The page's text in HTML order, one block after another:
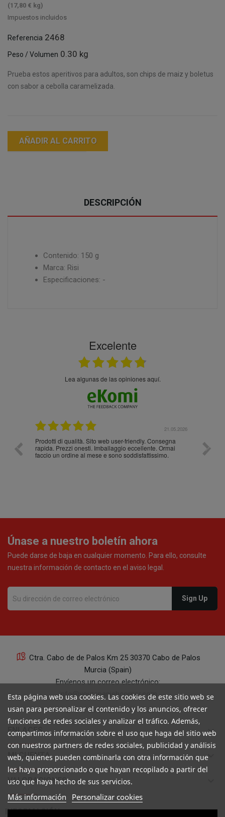
(17,80 € kg)
Impuestos incluidos
Referencia 2468
Peso / Volumen 0.30 kg
Prueba estos aperitivos para adultos, son chips de maiz y boletus
con sabor a cebolla caramelizada.
AÑADIR AL CARRITO
DESCRIPCIÓN
Contenido: 150 g
Marca: Risi
Especificaciones: -
Excelente
Lea algunas de las opiniones aquí.
21.05.2026
Prodotti di qualità. Sito web user-friendly. Consegna
rapida. Prezzi onesti. Imballaggio eccellente. Ormai
faccio un ordine al mese e sono soddisfattissimo.
10/10
Únase a nuestro boletín ahora
Puede darse de baja en cualquier momento. Para ello, consulte
nuestra información de contacto en el aviso legal.
Ctra. Cabo de de Palos Km 25 30370 Cabo de Palos
Murcia (Spain)
Envíenos un correo electrónico:
info@yourspanishcorner.com
+34 647 29 98 21 de 9 a 14:30
ENLACES keyboard_arrow_down
MI CUENTA keyboard_arrow_down
VALORACIONES
INFORMACIÓN 
Esta página web usa cookies. Las cookies de este sitio web se
usan para personalizar el contenido y los anuncios, ofrecer
funciones de redes sociales y analizar el tráfico. Además,
compartimos información sobre el uso que haga del sitio web
con nuestros partners de redes sociales, publicidad y análisis
web, quienes pueden combinarla con otra información que
les haya proporcionado o que hayan recopilado a partir del
uso que haya hecho de sus servicios.
Más información Personalizar cookies